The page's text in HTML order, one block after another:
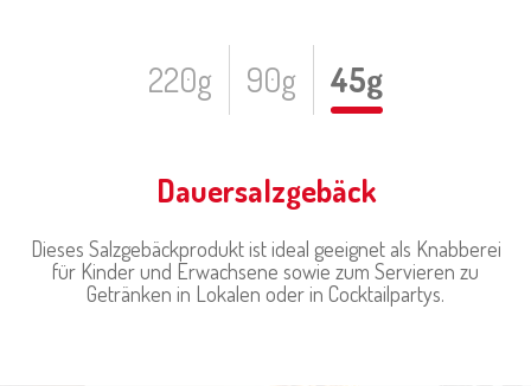
220g 90g 45g
Dauersalzgebäck
Dieses Salzgebäckprodukt ist ideal geeignet als Knabberei
für Kinder und Erwachsene sowie zum Servieren zu
Getränken in Lokalen oder in Cocktailpartys.